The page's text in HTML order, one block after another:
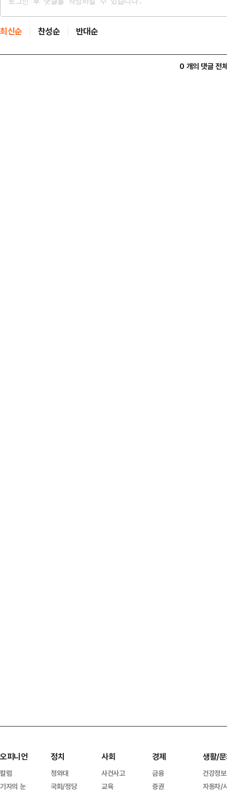
최신순 찬성순 반대순
0 개의 댓글 전
오피니언
칼럼
기자의 눈
정치
청와대
국회/정당
사회
사건사고
교육
경제
금융
증권
생활/
건강정보
자동차/